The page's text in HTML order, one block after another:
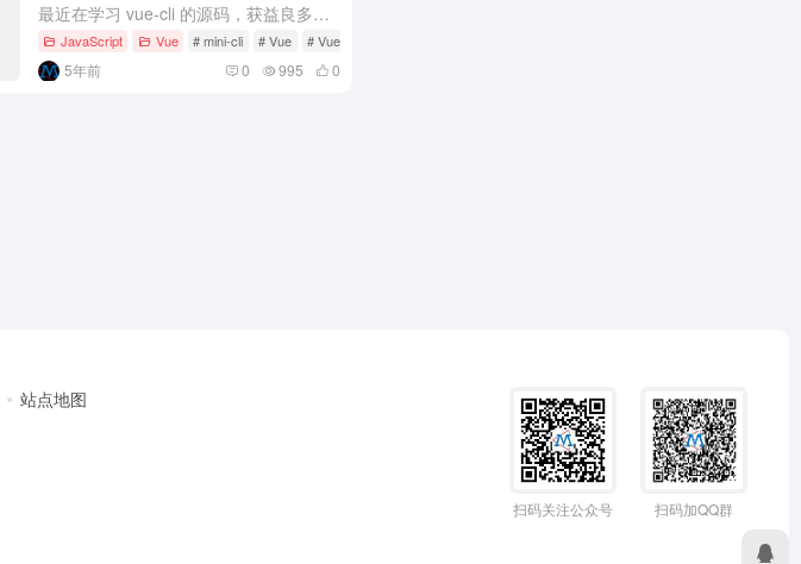
最近在学习 vue-cli 的源码，获益良多。为了让自己理解得更加深刻，我决定模仿它造一个轮子，争取尽可能多的实现原有的功能。 我将这个轮子分成三个版本： 尽可能用最少的代码实现一个最简版本的脚手架...
JavaScript Vue # mini-cli # Vue # Vue-cli
5年前 0 995 0
站点地图
扫码关注公众号 扫码加QQ群